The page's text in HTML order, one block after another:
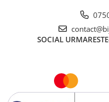
SOCIAL